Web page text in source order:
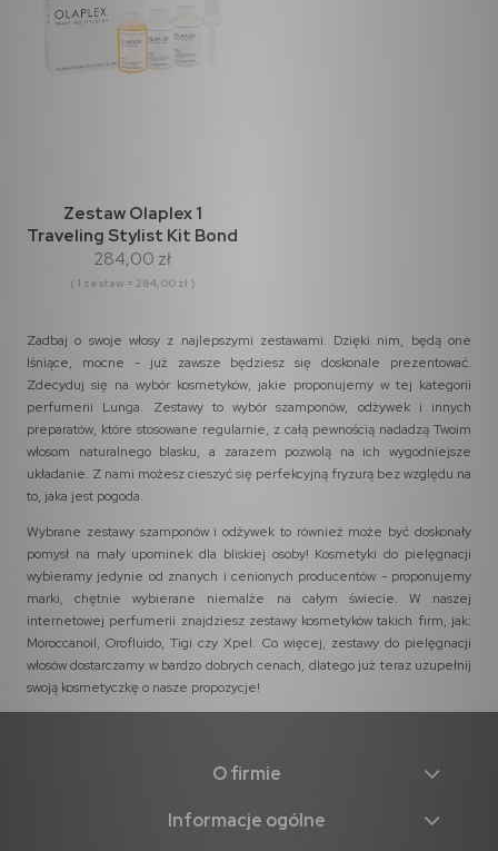
Zestaw Olaplex 1
Traveling Stylist Kit Bond
Multiplier No. 1 1x100ml +
Bond Perfector No. 2
284,00 zł
( 1 zestaw = 284,00 zł )
Zadbaj o swoje włosy z najlepszymi zestawami. Dzięki nim, będą one
lśniące, mocne - już zawsze będziesz się doskonale prezentować.
Zdecyduj się na wybór kosmetyków, jakie proponujemy w tej kategorii
perfumerii Lunga. Zestawy to wybór szamponów, odżywek i innych
preparatów, które stosowane regularnie, z całą pewnością nadadzą Twoim
włosom naturalnego blasku, a zarazem pozwolą na ich wygodniejsze
układanie. Z nami możesz cieszyć się perfekcyjną fryzurą bez względu na
to, jaka jest pogoda.
Wybrane zestawy szamponów i odżywek to również może być doskonały
pomysł na mały upominek dla bliskiej osoby! Kosmetyki do pielęgnacji
wybieramy jedynie od znanych i cenionych producentów - proponujemy
marki, chętnie wybierane niemalże na całym świecie. W naszej
internetowej perfumerii znajdziesz zestawy kosmetyków takich firm, jak:
Moroccanoil, Orofluido, Tigi czy Xpel. Co więcej, zestawy do pielęgnacji
włosów dostarczamy w bardzo dobrych cenach, dlatego już teraz uzupełnij
swoją kosmetyczkę o nasze propozycje!
O firmie
Informacje ogólne